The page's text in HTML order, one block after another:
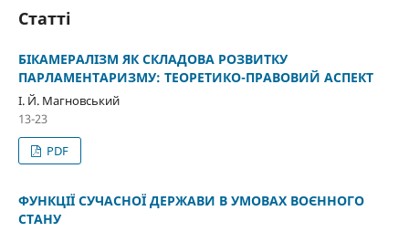
Статті
БІКАМЕРАЛІЗМ ЯК СКЛАДОВА РОЗВИТКУ
ПАРЛАМЕНТАРИЗМУ: ТЕОРЕТИКО-ПРАВОВИЙ АСПЕКТ
І. Й. Магновський
13-23
PDF
ФУНКЦІЇ СУЧАСНОЇ ДЕРЖАВИ В УМОВАХ ВОЄННОГО
СТАНУ